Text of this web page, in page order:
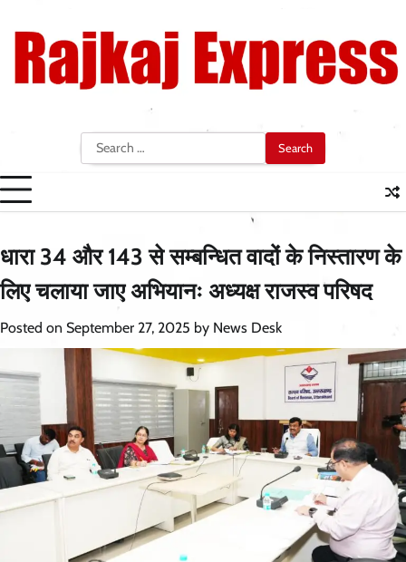
content
Search
for:
धारा 34 और 143 से सम्बन्धित वादों के निस्तारण के
लिए चलाया जाए अभियानः अध्यक्ष राजस्व परिषद
Posted on September 27, 2025 by News Desk